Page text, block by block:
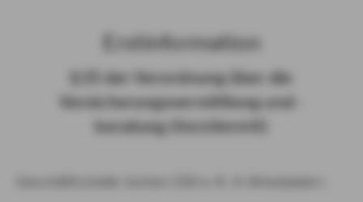
Erst­in­for­ma­ti­on
§ 15 der Ver­ord­nung über die
Ver­si­che­rungs­ver­mitt­lung und -​
beratung (Vers­VermV)